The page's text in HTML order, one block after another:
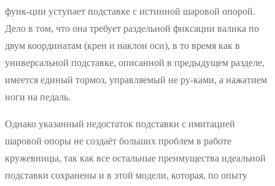
функ-ции уступает подставке с истинной шаровой опорой.
Дело в том, что она требует раздельной фиксации валика по
двум координатам (крен и наклон оси), в то время как в
универсальной подставке, описанной в предыдущем разделе,
имеется единый тормоз, управляемый не ру-ками, а нажатием
ноги на педаль.
Однако указанный недостаток подставки с имитацией
шаровой опоры не создаёт больших проблем в работе
кружевницы, так как все остальные преимущества идеальной
подставки сохранены и в этой модели, которая, по опыту